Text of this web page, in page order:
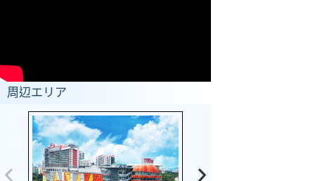
周辺エリア